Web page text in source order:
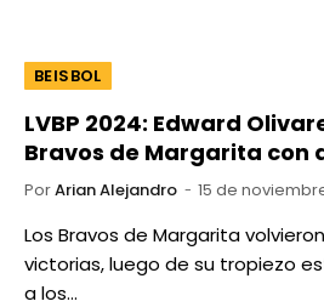
BEISBOL
LVBP 2024: Edward
Bravos de Margarita con
PorArian Alejandro 15 de
Los Bravos de Margarita
victorias, luego de su tropiezo
a los…